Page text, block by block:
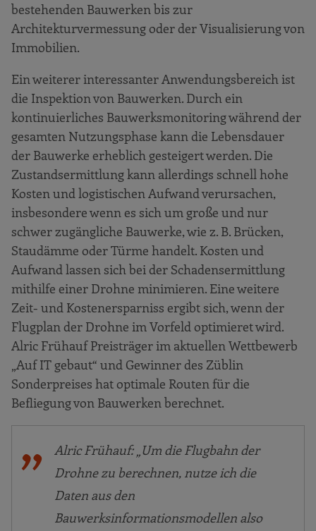
bestehenden Bauwerken bis zur
Architekturvermessung oder der Visualisierung von
Immobilien.
Ein weiterer interessanter Anwendungsbereich ist
die Inspektion von Bauwerken. Durch ein
kontinuierliches Bauwerksmonitoring während der
gesamten Nutzungsphase kann die Lebensdauer
der Bauwerke erheblich gesteigert werden. Die
Zustandsermittlung kann allerdings schnell hohe
Kosten und logistischen Aufwand verursachen,
insbesondere wenn es sich um große und nur
schwer zugängliche Bauwerke, wie z. B. Brücken,
Staudämme oder Türme handelt. Kosten und
Aufwand lassen sich bei der Schadensermittlung
mithilfe einer Drohne minimieren. Eine weitere
Zeit- und Kostenersparniss ergibt sich, wenn der
Flugplan der Drohne im Vorfeld optimieret wird.
Alric Frühauf Preisträger im aktuellen Wettbewerb
„Auf IT gebaut“ und Gewinner des Züblin
Sonderpreises hat optimale Routen für die
Befliegung von Bauwerken berechnet.
Alric Frühauf: „Um die Flugbahn der
Drohne zu berechnen, nutze ich die
Daten aus den
Bauwerksinformationsmodellen also